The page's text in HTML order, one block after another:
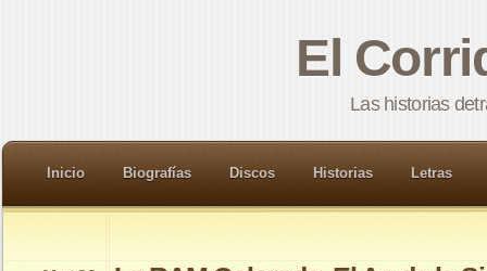
El
Las historias
Inicio Biografías Discos Historias Letras